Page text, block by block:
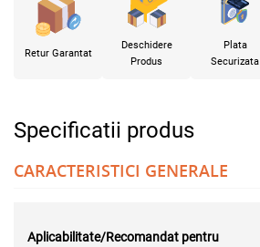
Retur Garantat
Deschidere
Produs
Plata
Securizata
Specificatii produs
CARACTERISTICI GENERALE
Aplicabilitate/Recomandat pentru